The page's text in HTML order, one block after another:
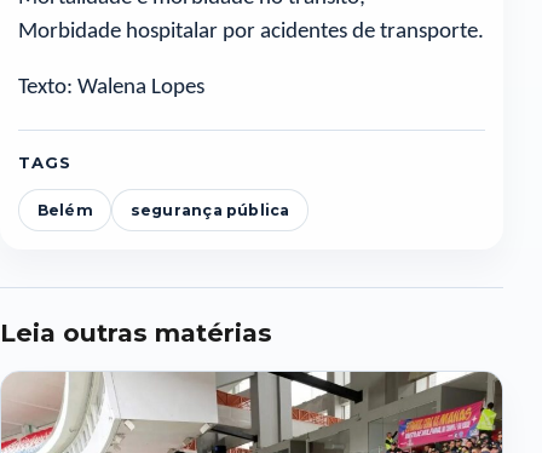
Morbidade hospitalar por acidentes de transporte.
Texto: Walena Lopes
TAGS
Belém segurança pública
Leia outras matérias